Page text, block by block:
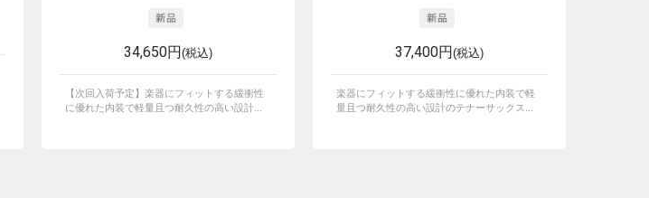
34,650円(税込)
【次回入荷予定】楽器にフィットする緩衝性
に優れた内装で軽量且つ耐久性の高い設計...
37,400円(税込)
楽器にフィットする緩衝性に優れた内装で軽
量且つ耐久性の高い設計のテナーサックス...